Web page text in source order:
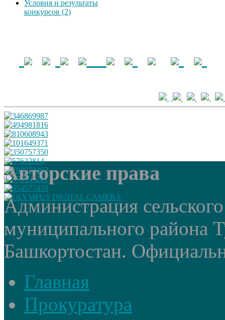
Условия и результаты
конкурсов (2)
Авторские права
Администрация
муниципального района
Башкортостан.
Главная
Прокуратура